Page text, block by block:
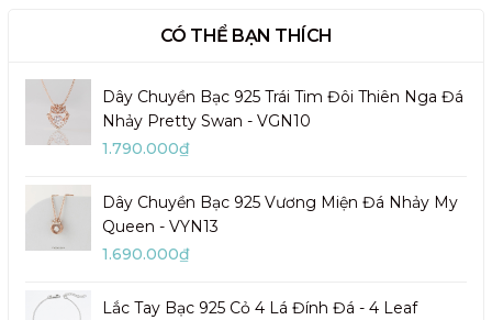
CÓ THỂ BẠN THÍCH
Dây Chuyền Bạc 925 Trái Tim Đôi Thiên Nga Đá
Nhảy Pretty Swan - VGN10
1.790.000₫
Dây Chuyền Bạc 925 Vương Miện Đá Nhảy My
Queen - VYN13
1.690.000₫
Lắc Tay Bạc 925 Cỏ 4 Lá Đính Đá - 4 Leaf